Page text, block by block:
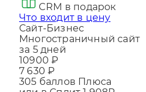
Что входит в цену
Сайт-Бизнес
Многостраничный сайт
за 5 дней
10900 ₽
7 630 ₽
305баллов Плюса
или в Сплит1 908₽